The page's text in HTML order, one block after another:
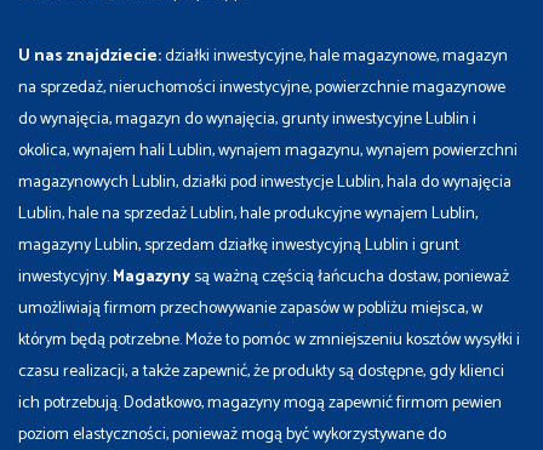
U nas znajdziecie:działki inwestycyjne, hale magazynowe, magazyn
na sprzedaż, nieruchomości inwestycyjne, powierzchnie magazynowe
do wynajęcia, magazyn do wynajęcia, grunty inwestycyjne Lublin i
okolica, wynajem hali Lublin, wynajem magazynu, wynajem powierzchni
magazynowych Lublin, działki pod inwestycje Lublin, hala do wynajęcia
Lublin, hale na sprzedaż Lublin, hale produkcyjne wynajem Lublin,
magazyny Lublin, sprzedam działkę inwestycyjną Lublin i grunt
inwestycyjny.Magazynysą ważną częścią łańcucha dostaw, ponieważ
umożliwiają firmom przechowywanie zapasów w pobliżu miejsca, w
którym będą potrzebne. Może to pomóc w zmniejszeniu kosztów wysyłki i
czasu realizacji, a także zapewnić, że produkty są dostępne, gdy klienci
ich potrzebują. Dodatkowo, magazyny mogą zapewnić firmom pewien
poziom elastyczności, ponieważ mogą być wykorzystywane do